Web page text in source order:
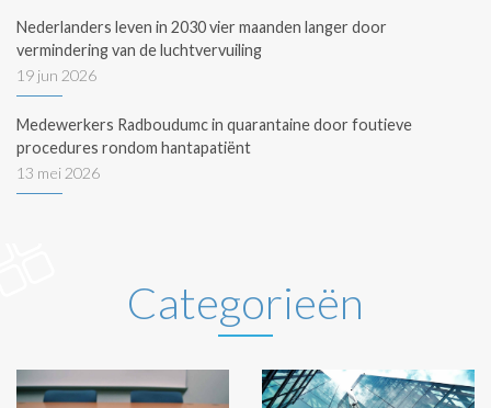
Nederlanders leven in 2030 vier maanden langer door
vermindering van de luchtvervuiling
19 jun 2026
Medewerkers Radboudumc in quarantaine door foutieve
procedures rondom hantapatiënt
13 mei 2026
Categorieën